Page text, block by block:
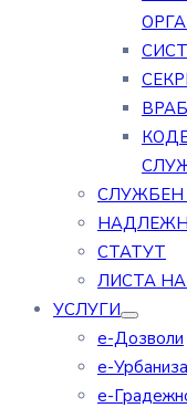
СЛУЖБЕН
СТАТУТ
ЛИСТА
УСЛУГИ
е-Дозволи
е-
е-